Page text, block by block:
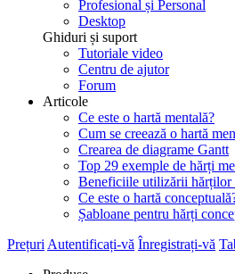
Profesional și Personal
Desktop
Ghiduri și suport
Tutoriale video
Centru de ajutor
Forum
Articole
Ce este o hartă mentală?
Cum se creează o hartă
Crearea de diagrame Gantt
Top 29 exemple de hărți
Beneficiile utilizării hărților
Ce este o hartă
Șabloane pentru hărți
Prețuri Autentificați-vă Înregistrați-vă